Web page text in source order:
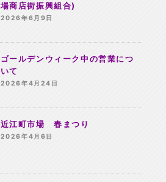
場商店街振興組合)
2026年6月9日
ゴールデンウィーク中の営業につ
いて
2026年4月24日
近江町市場 春まつり
2026年4月6日